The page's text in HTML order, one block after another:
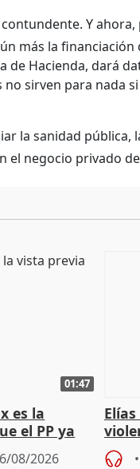
Y
más la financiación
Hacienda, dará
sirven para nada
la sanidad pública,
el negocio privado
01:47
es la
el PP ya
08/2026